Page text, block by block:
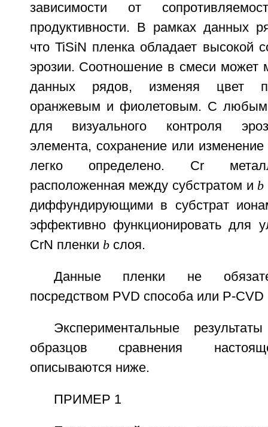
зависимости от
продуктивности. В рамках данных
что TiSiN пленка обладает высокой
эрозии. Соотношение в смеси может
данных рядов, изменяя цвет
оранжевым и фиолетовым. С любым
для визуального контроля
элемента, сохранение или
легко определено. Cr
расположенная между субстратом и b
диффундирующими в субстрат
эффективно функционировать для
CrN пленки b слоя.
Данные пленки не
посредством PVD способа или P-CVD
Экспериментальные
образцов сравнения
описываются ниже.
ПРИМЕР 1